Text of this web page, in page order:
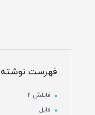
فهرست
فایلش ۲
فایل